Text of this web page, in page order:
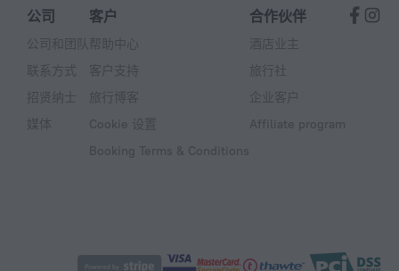
公司
公司和团队
联系方式
招贤纳士
媒体
客户
帮助中心
客户支持
旅行博客
Cookie 设置
Booking Terms & Conditions
合作伙伴
酒店业主
旅行社
企业客户
Affiliate program